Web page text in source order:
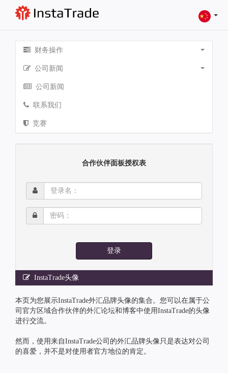
财务操作
公司新闻
公司新闻
联系我们
竞赛
合作伙伴面板授权表
录
名：
码：
登录
InstaTrade头像
本页为您展示InstaTrade外汇品牌头像的集合。您可以在属于公
司官方区域合作伙伴的外汇论坛和博客中使用InstaTrade的头像
进行交流。
然而，使用来自InstaTrade公司的外汇品牌头像只是表达对公司
的喜爱，并不是对使用者官方地位的肯定。